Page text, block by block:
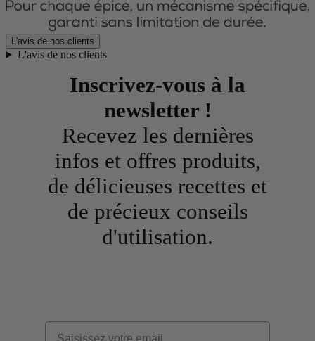
L'avis de nos clients
L'avis de nos clients
Inscrivez-vous à la
newsletter !
Recevez les dernières
infos et offres produits,
de délicieuses recettes et
de précieux conseils
d'utilisation.
Email